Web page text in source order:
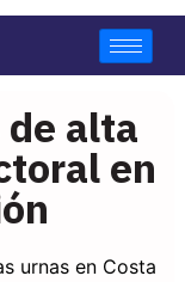
de alta
en
urnas en Costa